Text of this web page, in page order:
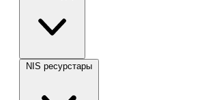
NIS ресурстары